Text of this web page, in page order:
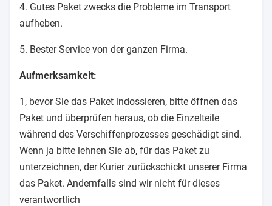
4. Gutes Paket zwecks die Probleme im Transport
aufheben.
5. Bester Service von der ganzen Firma.
Aufmerksamkeit:
1, bevor Sie das Paket indossieren, bitte öffnen das
Paket und überprüfen heraus, ob die Einzelteile
während des Verschiffenprozesses geschädigt sind.
Wenn ja bitte lehnen Sie ab, für das Paket zu
unterzeichnen, der Kurier zurückschickt unserer Firma
das Paket. Andernfalls sind wir nicht für dieses
verantwortlich